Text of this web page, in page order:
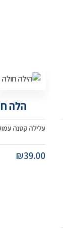
הלה
עלילה קטנה
₪39.00